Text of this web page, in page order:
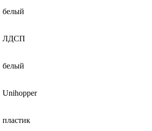
белый
ЛДСП
белый
Unihopper
пластик